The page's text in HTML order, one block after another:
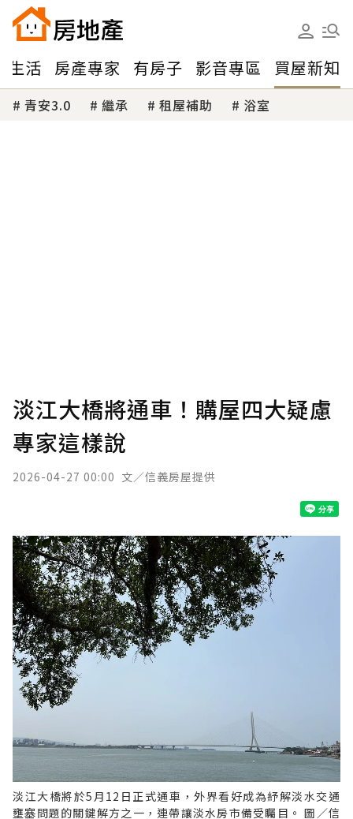
生活 房產專家 有房子 影音專區 買屋新知
青安3.0 繼承 租屋補助 浴室
淡江大橋將通車！購屋四大疑慮
專家這樣說
2026-04-27 00:00 文／信義房屋提供
淡江大橋將於5月12日正式通車，外界看好成為紓解淡水交通
壅塞問題的關鍵解方之一，連帶讓淡水房市備受矚目。 圖／信